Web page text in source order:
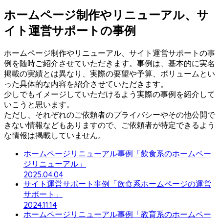
ホームページ制作やリニューアル、サ
イト運営サポートの事例
ホームページ制作やリニューアル、サイト運営サポートの事
例を随時ご紹介させていただきます。事例は、基本的に実名
掲載の実績とは異なり、実際の要望や予算、ボリュームとい
った具体的な内容を紹介させていただきます。
少しでもイメージしていただけるよう実際の事例を紹介して
いこうと思います。
ただし、それぞれのご依頼者のプライバシーやその他公開で
きない情報などもありますので、ご依頼者が特定できるよう
な情報は掲載していません。
ホームページリニューアル事例「飲食系のホームペー
ジリニューアル」
2025.04.04
サイト運営サポート事例「飲食系ホームページの運営
サポート」
2024.11.14
ホームページリニューアル事例「教育系のホームペー